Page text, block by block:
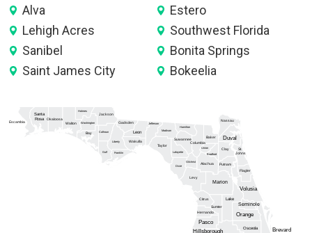
Alva
Estero
Lehigh Acres
Southwest Florida
Sanibel
Bonita Springs
Saint James City
Bokeelia
Alachua
Baker
Bay
Bradford
Brevard
Calhoun
Citrus
Clay
Columbia
Dixie
Duval
Escambia
Flagler
Franklin
Gadsden
Gilchrist
Gulf
Hamilton
Hernando
Hillsborough
Holmes
Jackson
Jefferson
Lafayette
Lake
Leon
Levy
Liberty
Madison
Marion
Nassau
Okaloosa
Orange
Osceola
Pasco
Putnam
St.
Johns
Santa
Rosa
Seminole
Sumter
Suwannee
Taylor
Union
Volusia
Wakulla
Walton Washington